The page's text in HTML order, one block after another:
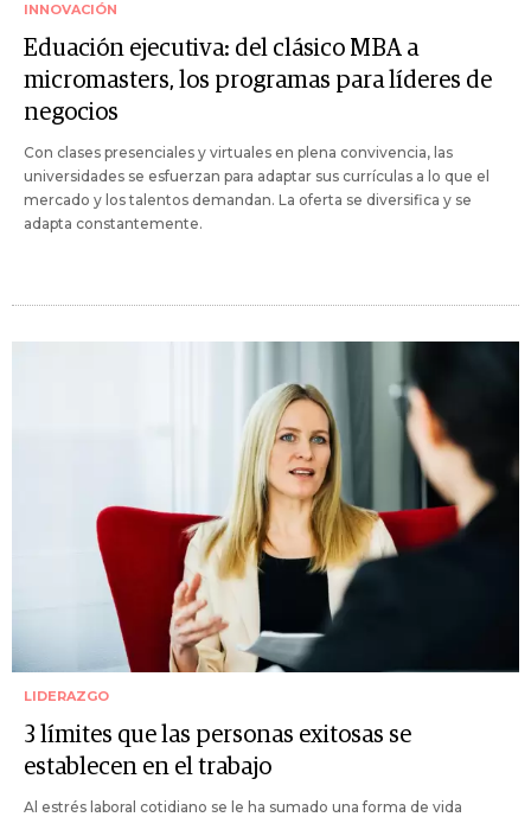
INNOVACIÓN
Eduación ejecutiva: del clásico MBA a
micromasters, los programas para líderes de
negocios
Con clases presenciales y virtuales en plena convivencia, las
universidades se esfuerzan para adaptar sus currículas a lo que el
mercado y los talentos demandan. La oferta se diversifica y se
adapta constantemente.
LIDERAZGO
3 límites que las personas exitosas se
establecen en el trabajo
Al estrés laboral cotidiano se le ha sumado una forma de vida